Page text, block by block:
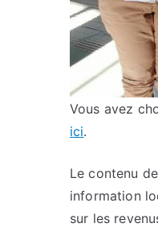
Vous avez
ici.
Le contenu
information
sur les